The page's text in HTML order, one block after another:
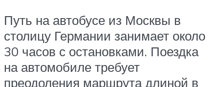
Путь на автобусе из Москвы в
столицу Германии занимает около
30 часов с остановками. Поездка
на автомобиле требует
преодоления маршрута длиной в